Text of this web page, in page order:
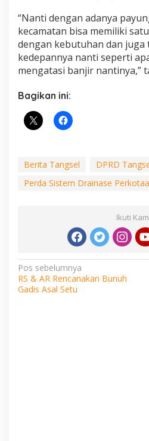
“Nanti dengan adanya
kecamatan bisa memiliki
dengan kebutuhan dan juga
kedepannya nanti seperti
mengatasi banjir nantinya,”
Bagikan ini:
Berita Tangsel DPRD
Perda Sistem Drainase
Ikuti
Navigasi
pos
Pos sebelumnya
RS & AR Rencanakan Bunuh
Gadis Asal Setu